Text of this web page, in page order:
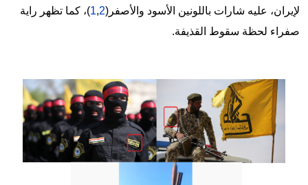
لإيران، عليه شارات باللونين الأسود والأصفر(
1,2
)، كما تظهر راية
صفراء لحظة سقوط القذيفة.
Image